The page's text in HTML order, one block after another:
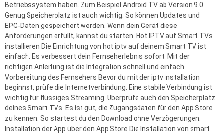
Betriebssystem haben. Zum Beispiel Android TV ab Version 9.0.
Genug Speicherplatz ist auch wichtig. So können Updates und
EPG-Daten gespeichert werden. Wenn dein Gerät diese
Anforderungen erfüllt, kannst du starten. Hot IPTV auf Smart TVs
installieren Die Einrichtung von hot iptv auf deinem Smart TV ist
einfach. Es verbessert dein Fernseherlebnis sofort. Mit der
richtigen Anleitung ist die Integration schnell und einfach.
Vorbereitung des Fernsehers Bevor du mit der iptv installation
beginnst, prüfe die Internetverbindung. Eine stabile Verbindung ist
wichtig für flüssiges Streaming. Überprüfe auch den Speicherplatz
deines Smart TVs. Es ist gut, die Zugangsdaten für den App Store
zu kennen. So startest du den Download ohne Verzögerungen.
Installation der App über den App Store Die Installation von smart